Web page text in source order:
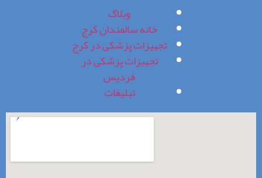
وبلاگ
خانه سالمندان کرج
تجهیزات پزشکی در کرج
تجهیزات پزشکی در
فردیس
تبلیغات